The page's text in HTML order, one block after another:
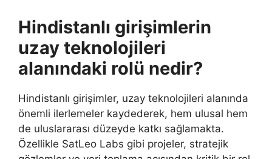
Hindistanlı girişimlerin
uzay teknolojileri
alanındaki rolü nedir?
Hindistanlı girişimler, uzay teknolojileri alanında
önemli ilerlemeler kaydederek, hem ulusal hem
de uluslararası düzeyde katkı sağlamakta.
Özellikle SatLeo Labs gibi projeler, stratejik